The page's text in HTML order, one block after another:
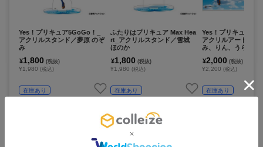
Yes！プリキュア5GoGo！_
アクリルスタンド／夢原 のぞ
み
¥1,800 (税抜)
¥1,980 (税込)
在庫あり
ふたりはプリキュア Max Hea
rt_アクリルスタンド／雪城
ほのか
¥1,800 (税抜)
¥1,980 (税込)
在庫あり
Yes！プリキュア
アクリルアートパネ
み、りん、うらら、
¥2,000 (税抜)
¥2,200 (税込)
在庫あり